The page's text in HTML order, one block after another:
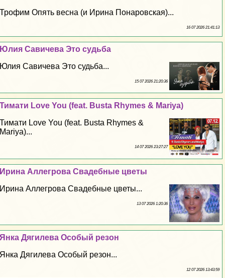
Трофим Опять весна (и Ирина Понаровская)...
16 07 2026 21:41:13
Юлия Савичева Это судьба
Юлия Савичева Это судьба...
15 07 2026 21:20:36
Тимати Love You (feat. Busta Rhymes & Mariya)
Тимати Love You (feat. Busta Rhymes &
Mariya)...
14 07 2026 23:27:27
Ирина Аллегрова Свадебные цветы
Ирина Аллегрова Свадебные цветы...
13 07 2026 1:20:36
Янка Дягилева Особый резон
Янка Дягилева Особый резон...
12 07 2026 13:43:59